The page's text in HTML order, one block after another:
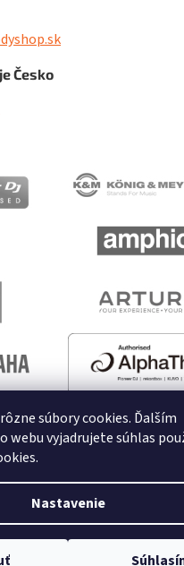
súbory cookies. Ďalším
webu vyjadrujete súhlas
Nastavenie
Česko
Vytvoril Shoptet
. Všetky práva
nastavenie cookies